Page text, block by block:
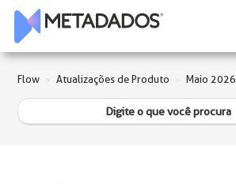
Flow Atualizações de Produto Maio 2026